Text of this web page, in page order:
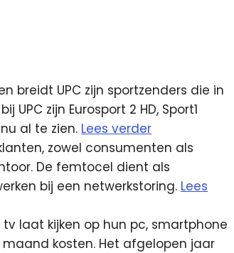
breidt UPC zijn sportzenders die in
UPC zijn Eurosport 2 HD, Sport1
al te zien. Lees verder
zowel consumenten als
De femtocel dient als
bij een netwerkstoring. Lees
laat kijken op hun pc, smartphone
kosten. Het afgelopen jaar